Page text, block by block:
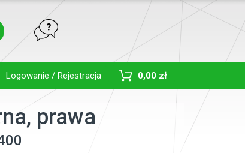
Logowanie / Rejestracja 0,00 zł
prawa